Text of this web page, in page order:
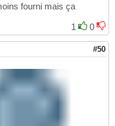
fourni mais ça
1
0
#50